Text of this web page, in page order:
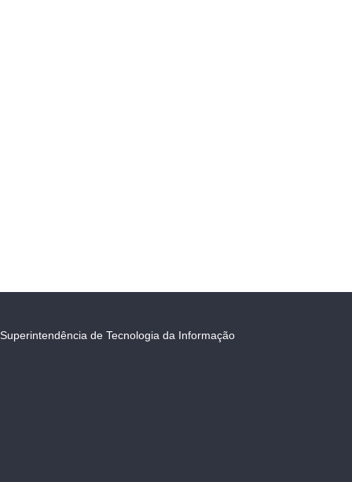
Superintendência de Tecnologia da Informação